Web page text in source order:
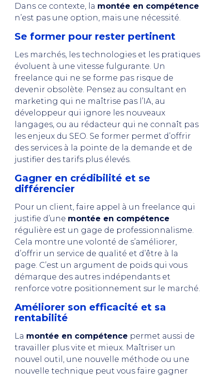
Dans ce contexte, la montée en compétence
n’est pas une option, mais une nécessité.
Se former pour rester pertinent
Les marchés, les technologies et les pratiques
évoluent à une vitesse fulgurante. Un
freelance qui ne se forme pas risque de
devenir obsolète. Pensez au consultant en
marketing qui ne maîtrise pas l’IA, au
développeur qui ignore les nouveaux
langages, ou au rédacteur qui ne connaît pas
les enjeux du SEO. Se former permet d’offrir
des services à la pointe de la demande et de
justifier des tarifs plus élevés.
Gagner en crédibilité et se
différencier
Pour un client, faire appel à un freelance qui
justifie d’une montée en compétence
régulière est un gage de professionnalisme.
Cela montre une volonté de s’améliorer,
d’offrir un service de qualité et d’être à la
page. C’est un argument de poids qui vous
démarque des autres indépendants et
renforce votre positionnement sur le marché.
Améliorer son efficacité et sa
rentabilité
La montée en compétence permet aussi de
travailler plus vite et mieux. Maîtriser un
nouvel outil, une nouvelle méthode ou une
nouvelle technique peut vous faire gagner